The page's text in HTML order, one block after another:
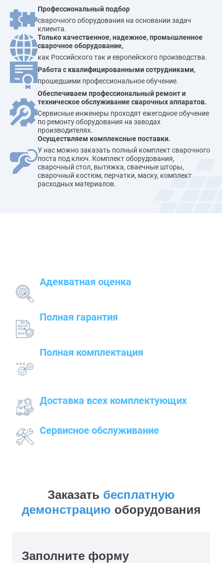
Профессиональный подбор
сварочного оборудования на основании задач
клиента.
Только качественное, надежное, промышленное
сварочное оборудование,
как Российского так и европейского производства.
Работа с квалифицированными сотрудниками,
прошедшими профессиональное обучение.
Обеспечиваем профессиональный ремонт и
техническое обслуживание сварочных аппаратов.
Сервисные инженеры проходят ежегодное обучение
по ремонту оборудования на заводах
производителях.
Осуществляем комплексные поставки.
У нас можно заказать полный комплект сварочного
поста под ключ. Комплект оборудования,
сварочный стол, вытяжка, сваечные шторы,
сварочный костюм, перчатки, маску, комплект
расходных материалов.
Адекватная оценка
Полная гарантия
Полная комплектация
Доставка всех комплектующих
Сервисное обслуживание
Заказать бесплатную
демонстрацию оборудования
Заполните форму